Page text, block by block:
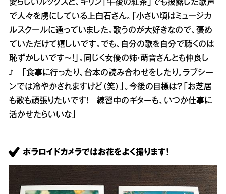
愛らしいルックスと、キリン「午後の紅茶」でも披露した歌声
で人々を虜にしている上白石さん。「小さい頃はミュージカ
ルスクールに通っていました。歌うのが大好きなので、褒め
ていただけて嬉しいです。でも、自分の歌を自分で聴くのは
恥ずかしいです～！」。同じく女優の姉・萌音さんとも仲良し
♪ 「食事に行ったり、台本の読み合わせをしたり。ラブシー
ンでは冷やかされますけど（笑）」。今後の目標は？「お芝居
も歌も頑張りたいです！ 練習中のギターも、いつか仕事に
活かせたらいいな」
ポラロイドカメラではお花をよく撮ります！